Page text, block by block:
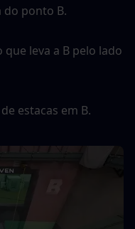
do ponto B.
leva a B pelo lado
estacas em B.